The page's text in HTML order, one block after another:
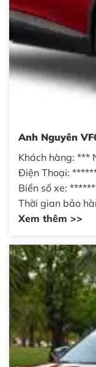
Anh Nguyên
Khách hàng: ***
Điện Thoại:
Biển số xe:
Thời gian bảo
Xem thêm >>